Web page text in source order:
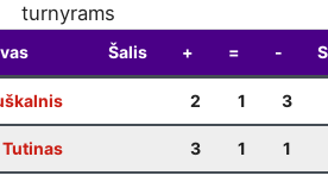
turnyrams
Šalis + = -
2 1 3
3 1 1